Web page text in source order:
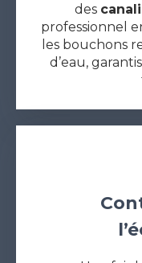
des
professionnel
les bouchons
d’eau,